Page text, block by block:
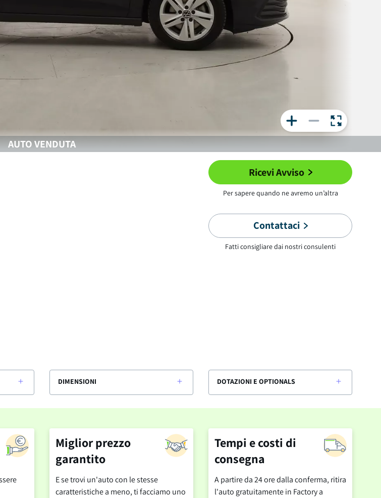
AUTO VENDUTA
Ricevi Avviso
Per sapere quando ne avremo un’altra
Contattaci
Fatti consigliare dai nostri consulenti
DIMENSIONI DOTAZIONI E OPTIONALS
Miglior prezzo
garantito
E se trovi un'auto con le stesse
caratteristiche a meno, ti facciamo uno
Tempi e costi di
consegna
A partire da 24 ore dalla conferma, ritira
l'auto gratuitamente in Factory a